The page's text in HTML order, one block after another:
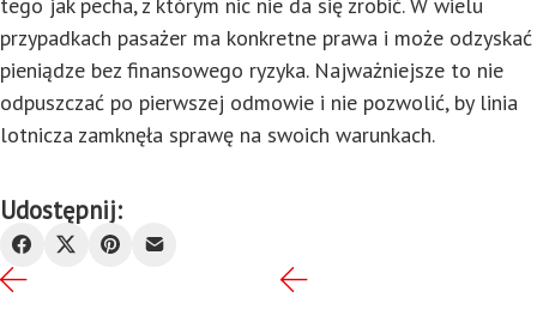
przypadkach pasażer ma konkretne prawa i może odzyskać
pieniądze bez finansowego ryzyka. Najważniejsze to nie
odpuszczać po pierwszej odmowie i nie pozwolić, by linia
lotnicza zamknęła sprawę na swoich warunkach.
Udostępnij: